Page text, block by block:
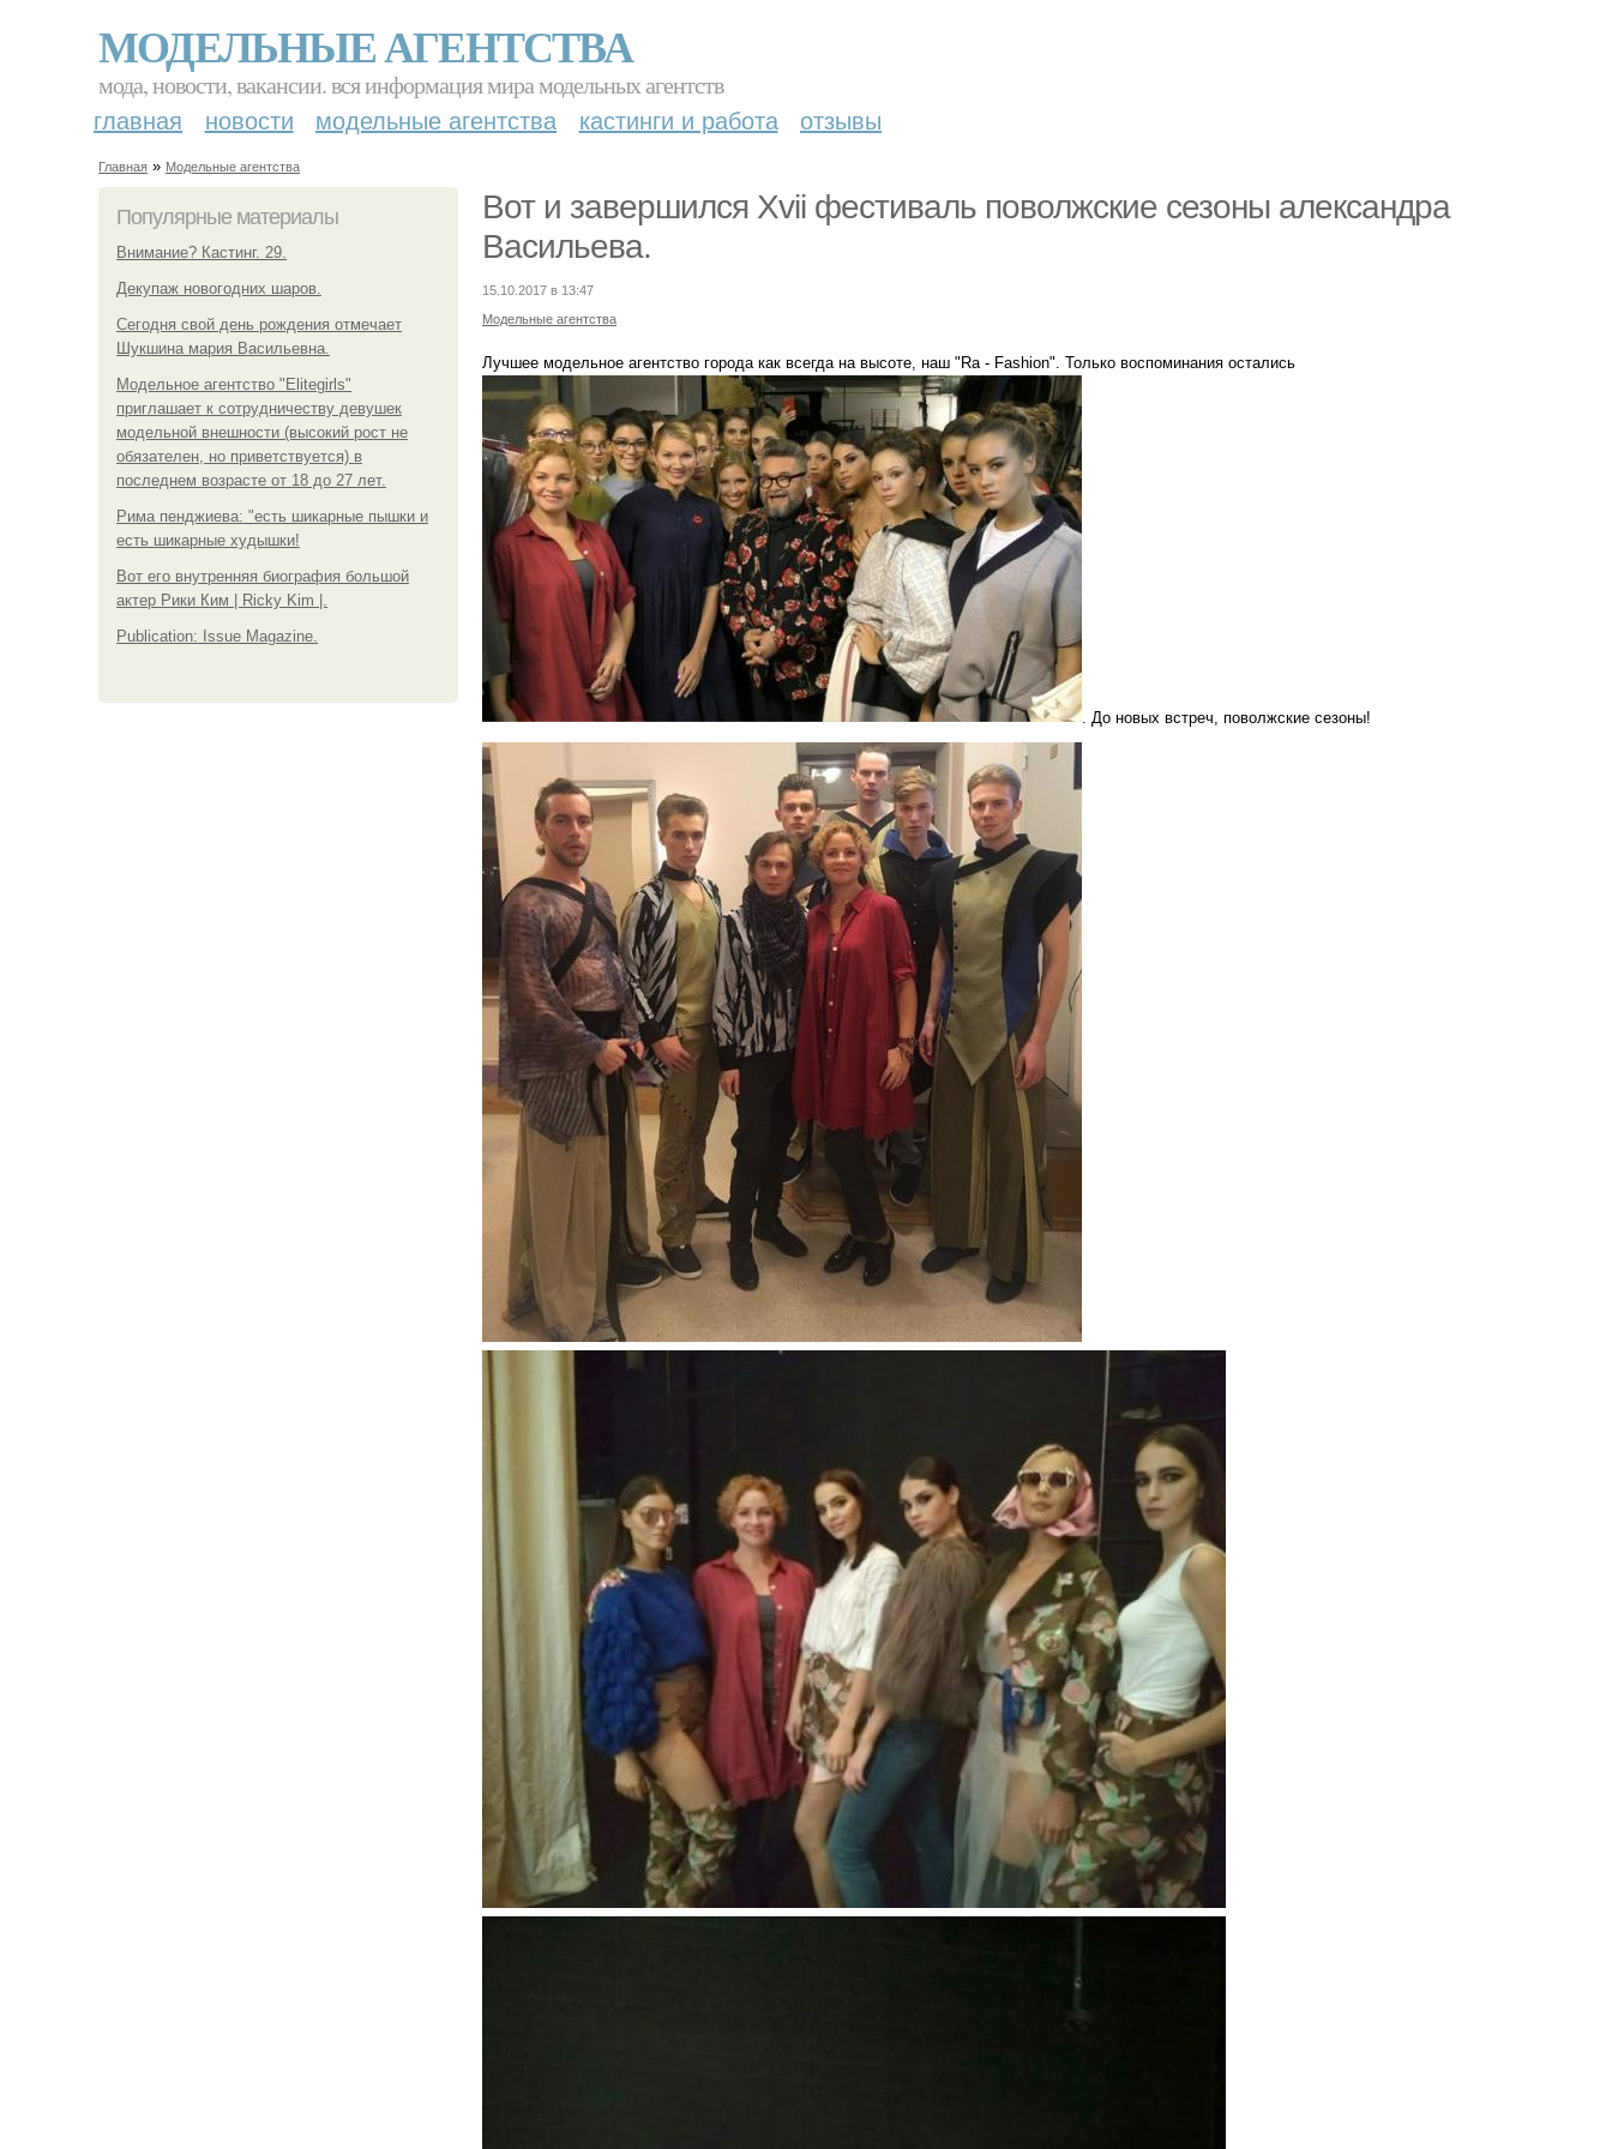
МОДЕЛЬНЫЕ АГЕНТСТВА
мода, новости, вакансии. вся информация мира модельных агентств
главная новости модельные агентства кастинги и работа отзывы
Главная » Модельные агентства
Популярные материалы
Внимание? Кастинг. 29.
Декупаж новогодних шаров.
Сегодня свой день рождения отмечает
Шукшина мария Васильевна.
Модельное агентство "Elitegirls"
приглашает к сотрудничеству девушек
модельной внешности (высокий рост не
обязателен, но приветствуется) в
последнем возрасте от 18 до 27 лет.
Рима пенджиева: "есть шикарные пышки и
есть шикарные худышки!
Вот его внутренняя биография большой
актер Рики Ким | Ricky Kim |.
Publication: Issue Magazine.
Вот и завершился Xvii фестиваль поволжские сезоны александра
Васильева.
15.10.2017 в 13:47
Модельные агентства
Лучшее модельное агентство города как всегда на высоте, наш "Ra - Fashion". Только воспоминания остались
. До новых встреч, поволжские сезоны!